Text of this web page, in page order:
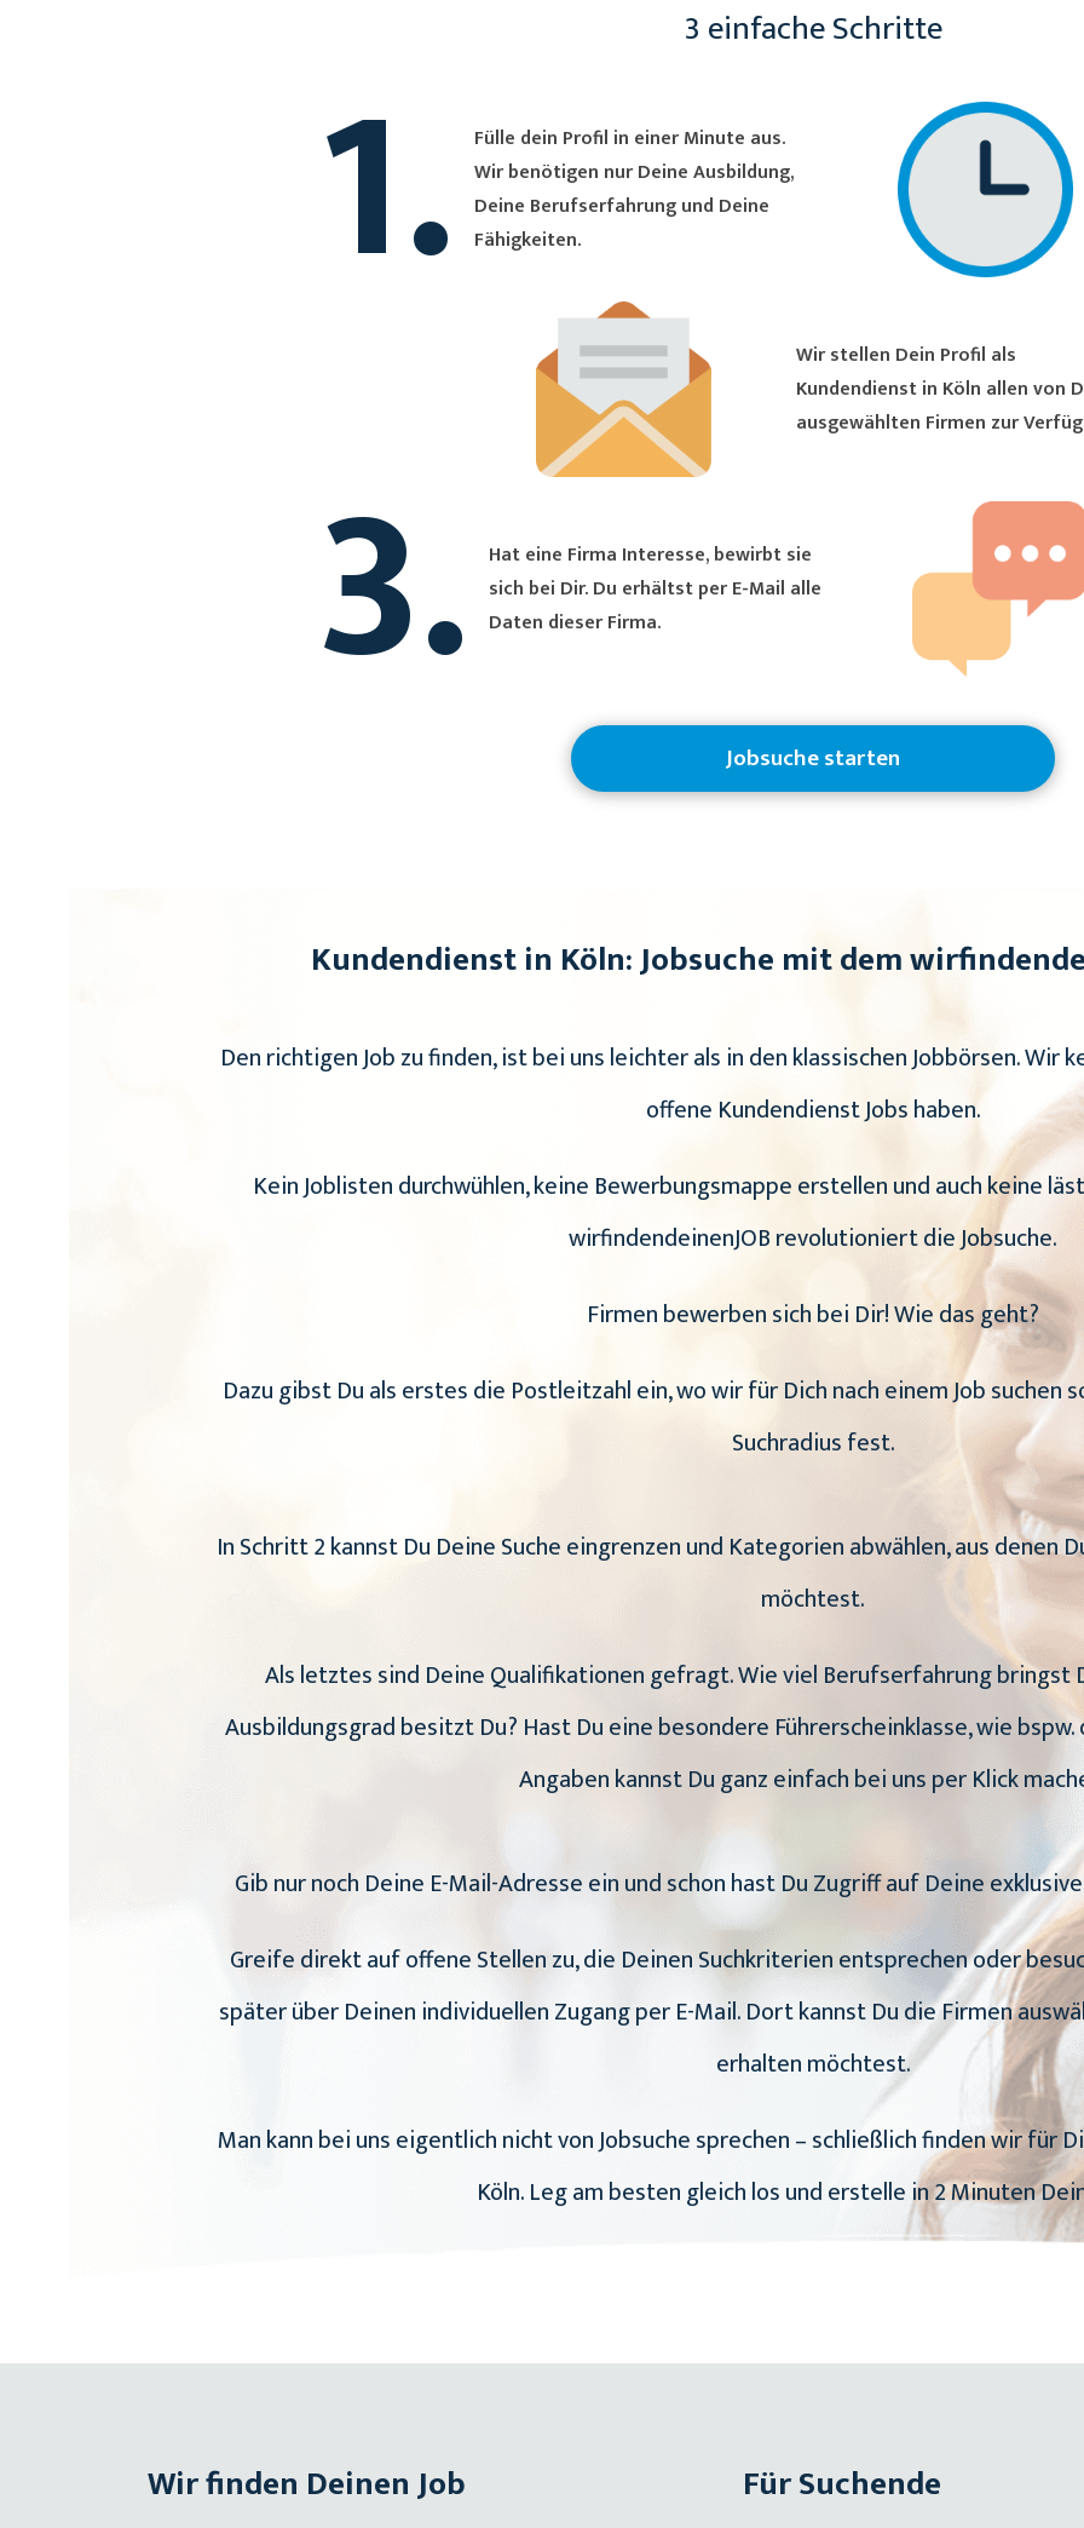
3 einfache Schritte
1.
Fülle dein Profil in einer Minute aus.
Wir benötigen nur Deine Ausbildung,
Deine Berufserfahrung und Deine
Fähigkeiten.
Wir stellen Dein Profil als
Kundendienst in Köln allen von Dir
ausgewählten Firmen zur
3.
Hat eine Firma Interesse, bewirbt sie
sich bei Dir. Du erhältst per E-Mail alle
Daten dieser Firma.
Jobsuche starten
Kundendienst in Köln: Jobsuche mit dem
Den richtigen Job zu finden, ist bei uns leichter als in den klassischen Jobbörsen. Wir
offene Kundendienst Jobs haben.
Kein Joblisten durchwühlen, keine Bewerbungsmappe erstellen und auch keine
wirfindendeinenJOB revolutioniert die Jobsuche.
Firmen bewerben sich bei Dir! Wie das geht?
Dazu gibst Du als erstes die Postleitzahl ein, wo wir für Dich nach einem Job suchen
Suchradius fest.
In Schritt 2 kannst Du Deine Suche eingrenzen und Kategorien abwählen, aus denen
möchtest.
Als letztes sind Deine Qualifikationen gefragt. Wie viel Berufserfahrung bringst
Ausbildungsgrad besitzt Du? Hast Du eine besondere Führerscheinklasse, wie
Angaben kannst Du ganz einfach bei uns per Klick
Gib nur noch Deine E-Mail-Adresse ein und schon hast Du Zugriff auf Deine
Greife direkt auf offene Stellen zu, die Deinen Suchkriterien entsprechen oder
später über Deinen individuellen Zugang per E-Mail. Dort kannst Du die Firmen
erhalten möchtest.
Man kann bei uns eigentlich nicht von Jobsuche sprechen – schließlich finden wir für
Köln. Leg am besten gleich los und erstelle in 2 Minuten
Wir finden Deinen Job Für Suchende